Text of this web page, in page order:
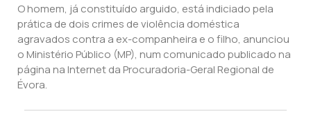
O homem, já constituído arguido, está indiciado pela
prática de dois crimes de violência doméstica
agravados contra a ex-companheira e o filho, anunciou
o Ministério Público (MP), num comunicado publicado na
página na Internet da Procuradoria-Geral Regional de
Évora.